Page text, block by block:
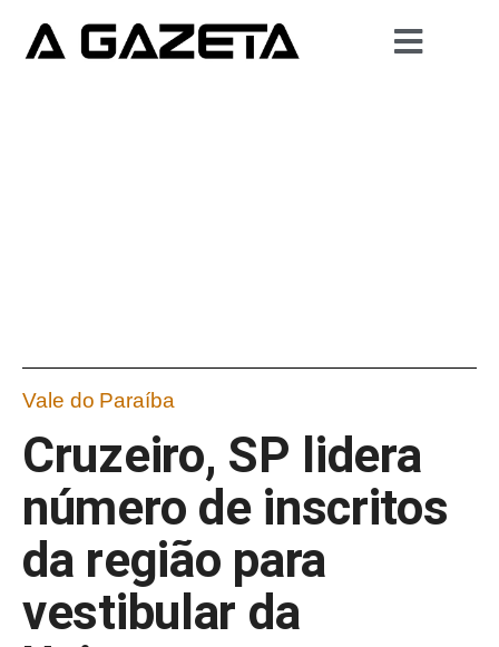
Vale do Paraíba
Cruzeiro, SP lidera
número de inscritos
da região para
vestibular da